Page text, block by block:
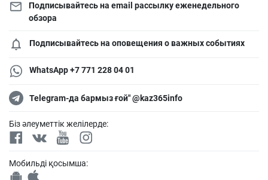
Подписывайтесь на email рассылку еженедельного
обзора
Подписывайтесь на оповещения о важных событиях
WhatsApp +7 771 228 04 01
Telegram-да бармыз ғой" @kaz365info
Біз әлеуметтік желілерде:
Мобильді қосымша: